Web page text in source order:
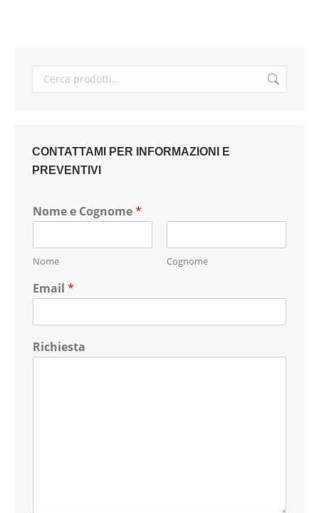
CONTATTAMI PER INFORMAZIONI E
PREVENTIVI
Nome e Cognome*
Nome Cognome
Email *
Richiesta